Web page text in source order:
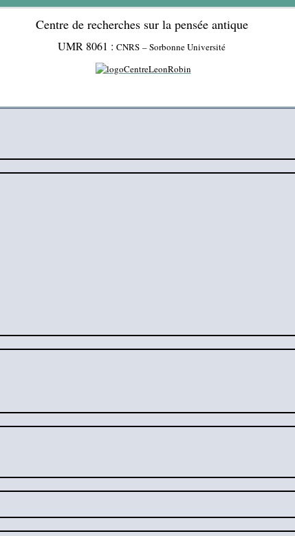
Centre de recherches sur la pensée antique
UMR 8061 : CNRS – Sorbonne Université